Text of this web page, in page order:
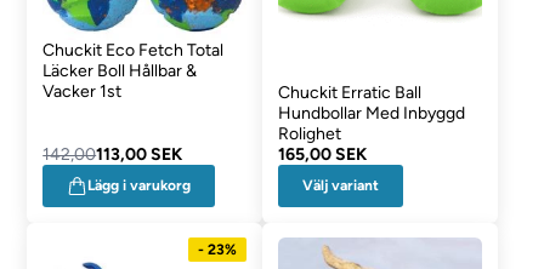
Chuckit Eco Fetch Total
Läcker Boll Hållbar &
Vacker 1st
142,00113,00 SEK
Lägg i varukorg
Chuckit Erratic Ball
Hundbollar Med Inbyggd
Rolighet
165,00 SEK
Välj variant
- 23%